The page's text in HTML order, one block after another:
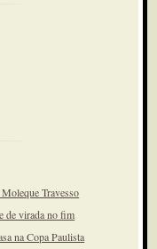
Travesso
de virada no fim
na Copa Paulista